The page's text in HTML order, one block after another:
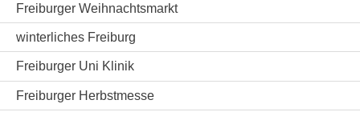
Freiburger Weihnachtsmarkt
winterliches Freiburg
Freiburger Uni Klinik
Freiburger Herbstmesse